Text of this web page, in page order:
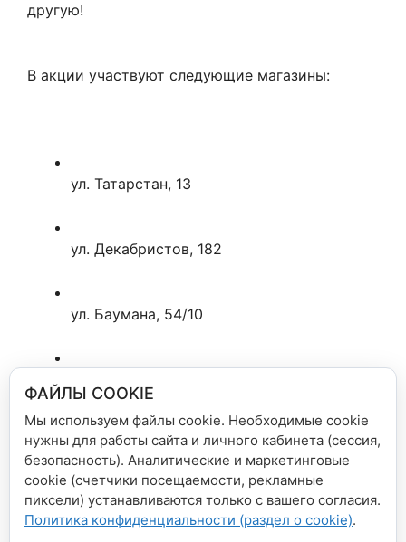
другую!
В акции участвуют следующие магазины:
ул. Татарстан, 13
ул. Декабристов, 182
ул. Баумана, 54/10
Приятного чтения!
Рубрики
Новости сети магазинов
Библиосумерки
ФАЙЛЫ COOKIE
Мы используем файлы cookie. Необходимые cookie
нужны для работы сайта и личного кабинета (сессия,
безопасность). Аналитические и маркетинговые
cookie (счетчики посещаемости, рекламные
пиксели) устанавливаются только с вашего согласия.
Политика конфиденциальности (раздел о cookie).